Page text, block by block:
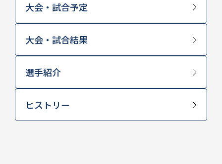
大会・試合予定
大会・試合結果
選手紹介
ヒストリー